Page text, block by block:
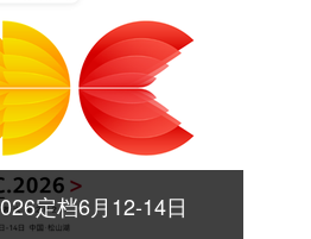
透得像会呼吸，4K Live图终于
定档6月12-14日